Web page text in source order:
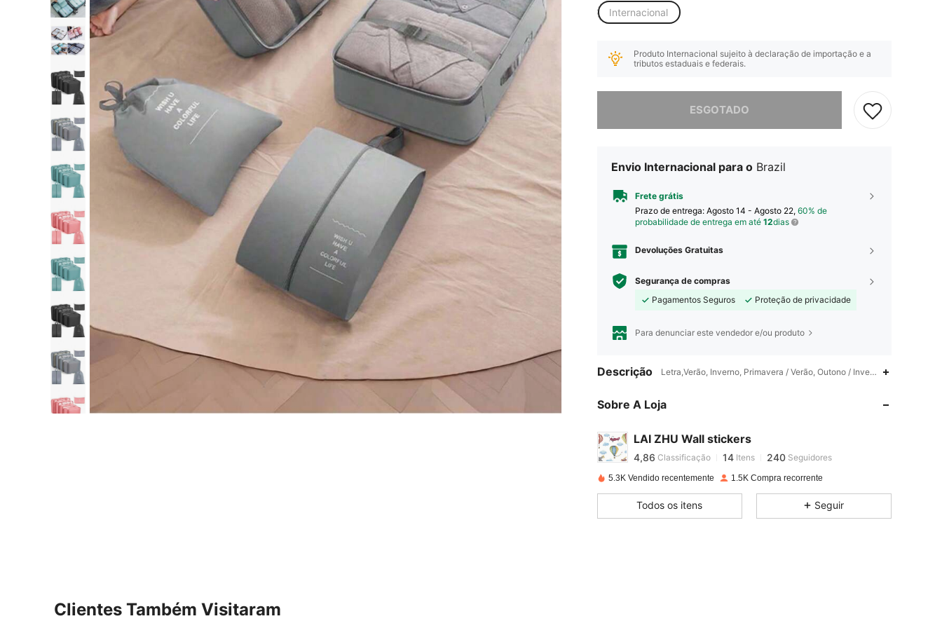
Internacional
Produto Internacional sujeito à declaração de importação e a
tributos estaduais e federais.
ESGOTADO
Envio Internacional para o Brazil
Frete grátis
Prazo de entrega: Agosto 14 - Agosto 22, 60% de
probabilidade de entrega em até 12dias
Devoluções Gratuitas
Segurança de compras
Pagamentos Seguros
Proteção de privacidade
Para denunciar este vendedor e/ou produto
Descrição Letra,Verão, Inverno, Primavera / Verão, Outono / Inverno,Nenhum
Sobre A Loja
LAI ZHU Wall stickers
4,86 14 240
4,86 Classificação 14 Itens 240 Seguidores
pago
4,86 14 240
5.3K Vendido recentemente 1.5K Compra recorrente
Todos os itens Seguir
Clientes Também Visitaram